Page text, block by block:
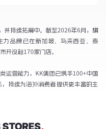
并持续拓展中。截至2026年6月，旗
力品牌已在新加坡、马来西亚、泰
开设超170家门店。
运营能力，KK集团已携手100+中国
持续为海外消费者提供更丰富的生
.